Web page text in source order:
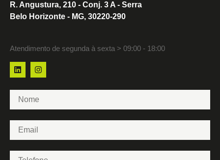
R. Angustura, 210 - Conj. 3 A - Serra
Belo Horizonte - MG, 30220-290
Atendimento de segunda à sexta > 09:00 - 18:00